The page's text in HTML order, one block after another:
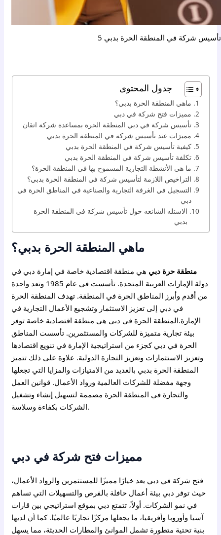
تأسيس شركة في المنطقة الحرة بدبي
جدول المحتوى
ماهي المنطقة الحرة بدبي؟
مميزات فتح شركة في دبي
تأسيس شركة في دبي المنطقة الحرة بمساعدة شركة اتقان
مميزات عند تأسيس شركة في المنطقة الحرة بدبي
كيفية تأسيس شركة في المنطقة الحرة بدبي
تكلفة تأسيس شركة في المنطقة الحرة بدبي
ما هي الأنشطة التجارية المسموح بها في المنطقة الحرة؟
التراخيص اللازمة لتأسيس شركة في المنطقة الحرة بدبي؟
التسجيل في الغرفة التجارية والصناعية في المناطق الحرة في
دبي
الاسئله الشائعه حول تأسيس شركة في المنطقة الحرة
بدبي
منطقة حرة دبي هي منطقة اقتصادية خاصة في إمارة دبي في
دولة الإمارات العربية المتحدة. تأسست في عام 1985 وتعد واحدة
من أقدم وأبرز المناطق الحرة في المنطقة. تهدف المنطقة الحرة
في دبي إلى تعزيز الاستثمار وتشجيع الأعمال التجارية في
الإمارة.المنطقة الحرة في دبي هي منطقة اقتصادية خاصة توفر
بيئة تجارية متميزة للشركات والمستثمرين. تأسست المناطق
الحرة في دبي كجزء من استراتيجية الإمارة في تنويع اقتصادها
وتعزيز الاستثمارات وتعزيز التجارة الدولية. علاوة على ذلك تتميز
المنطقة الحرة بدبي بالعديد من الامتيازات والمزايا التي تجعلها
وجهة مفضلة للشركات العالمية ورواد الأعمال. قوانين العمل
والتجارة في المنطقة الحرة مصممة لتسهيل إنشاء وتشغيل
الشركات بكفاءة وسلاسة.
مميزات فتح شركة في دبي
فتح شركة في دبي يعد خيارًا مميزًا للمستثمرين والرواد الأعمال،
حيث توفر دبي بيئة أعمال حافلة بالفرص والتسهيلات التي تساهم
في نمو الشركات. أولاً، تتمتع دبي بموقع استراتيجي بين قارات
آسيا وأوروبا وأفريقيا، ما يجعلها مركزًا تجاريًا عالميًا. كما أن لديها
بنية تحتية متطورة تشمل الموانئ والمطارات الحديثة، مما يسهل